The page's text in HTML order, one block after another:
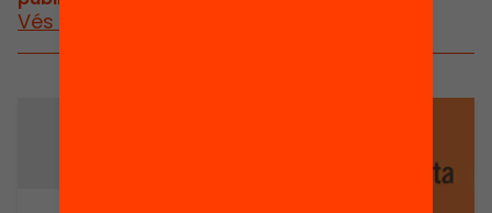
Vés a publicacions i vídeos